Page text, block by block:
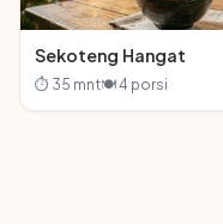
Sekoteng Hangat
⏱ 35 mnt🍽 4 porsi